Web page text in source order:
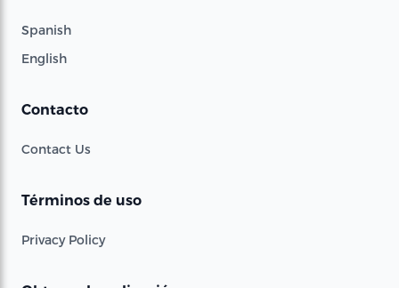
Spanish
English
Contacto
Contact Us
Términos de uso
Privacy Policy